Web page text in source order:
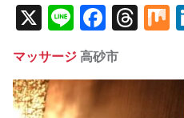
X Line
マッサージ高砂市